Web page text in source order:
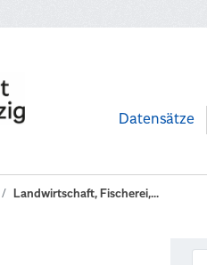
Datensätze
Landwirtschaft, Fischerei,...